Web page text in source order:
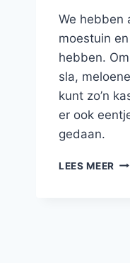
We hebben
moestuin
hebben.
sla,
kunt zo’n
er ook
gedaan.
LEES MEER DIY: